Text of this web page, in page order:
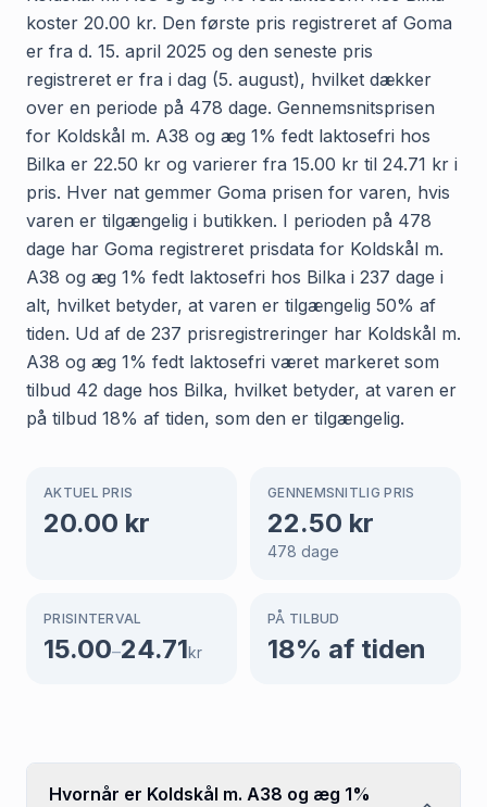
koster 20.00 kr. Den første pris registreret af Goma
er fra d. 15. april 2025 og den seneste pris
registreret er fra i dag (5. august), hvilket dækker
over en periode på 478 dage. Gennemsnitsprisen
for Koldskål m. A38 og æg 1% fedt laktosefri hos
Bilka er 22.50 kr og varierer fra 15.00 kr til 24.71 kr i
pris. Hver nat gemmer Goma prisen for varen, hvis
varen er tilgængelig i butikken. I perioden på 478
dage har Goma registreret prisdata for Koldskål m.
A38 og æg 1% fedt laktosefri hos Bilka i 237 dage i
alt, hvilket betyder, at varen er tilgængelig 50% af
tiden. Ud af de 237 prisregistreringer har Koldskål m.
A38 og æg 1% fedt laktosefri været markeret som
tilbud 42 dage hos Bilka, hvilket betyder, at varen er
på tilbud 18% af tiden, som den er tilgængelig.
AKTUEL PRIS
20.00 kr
GENNEMSNITLIG PRIS
22.50 kr
478 dage
PRISINTERVAL
15.00–24.71kr
PÅ TILBUD
18% af tiden
Hvornår er Koldskål m. A38 og æg 1%